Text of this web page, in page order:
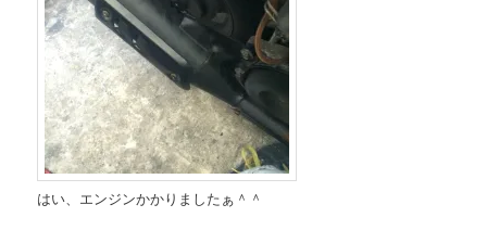
はい、エンジンかかりましたぁ＾＾